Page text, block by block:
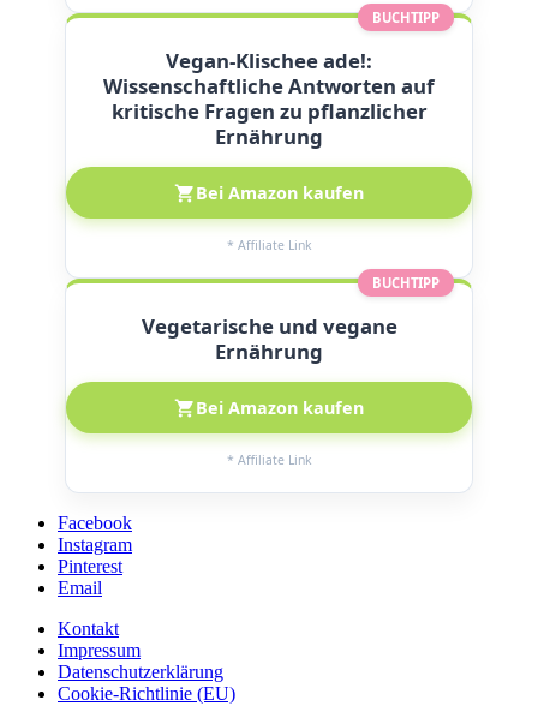
BUCHTIPP
Vegan-Klischee ade!:
Wissenschaftliche Antworten auf
kritische Fragen zu pflanzlicher
Ernährung
Bei Amazon kaufen
* Affiliate Link
BUCHTIPP
Vegetarische und vegane
Ernährung
Bei Amazon kaufen
* Affiliate Link
Facebook
Instagram
Pinterest
Email
Kontakt
Impressum
Datenschutzerklärung
Cookie-Richtlinie (EU)